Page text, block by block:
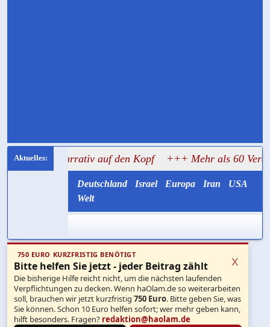
Narrativ auf den Kopf +++ Mehr als 60
Deutschland Israel Europa Iran
USA
Welt
750 EURO KURZFRISTIG BENÖTIGT
Bitte helfen Sie jetzt - jeder Beitrag zählt
Die bisherige Hilfe reicht nicht, um die nächsten laufenden
Verpflichtungen zu decken. Wenn haOlam.de so weiterarbeiten
soll, brauchen wir jetzt kurzfristig750 Euro. Bitte geben Sie, was
Sie können. Schon 10 Euro helfen sofort; wer mehr geben kann,
hilft besonders. Fragen? redaktion@haolam.de
x